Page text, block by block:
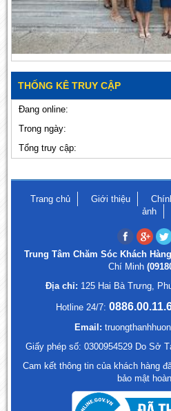
THỐNG KÊ TRUY CẬP
Đang online:
Trong ngày:
Tổng truy cập:
Trang chủ Giới thiệu
ảnh
Trung Tâm Chăm Sóc Khách
Chí Minh
Địa chỉ: 125 Hai Bà Trưng,
Hotline 24/7:
Email:
Giấy phép số: 0300954529 Do Sở
Cam kết thông tin của khách hàng
bảo mật